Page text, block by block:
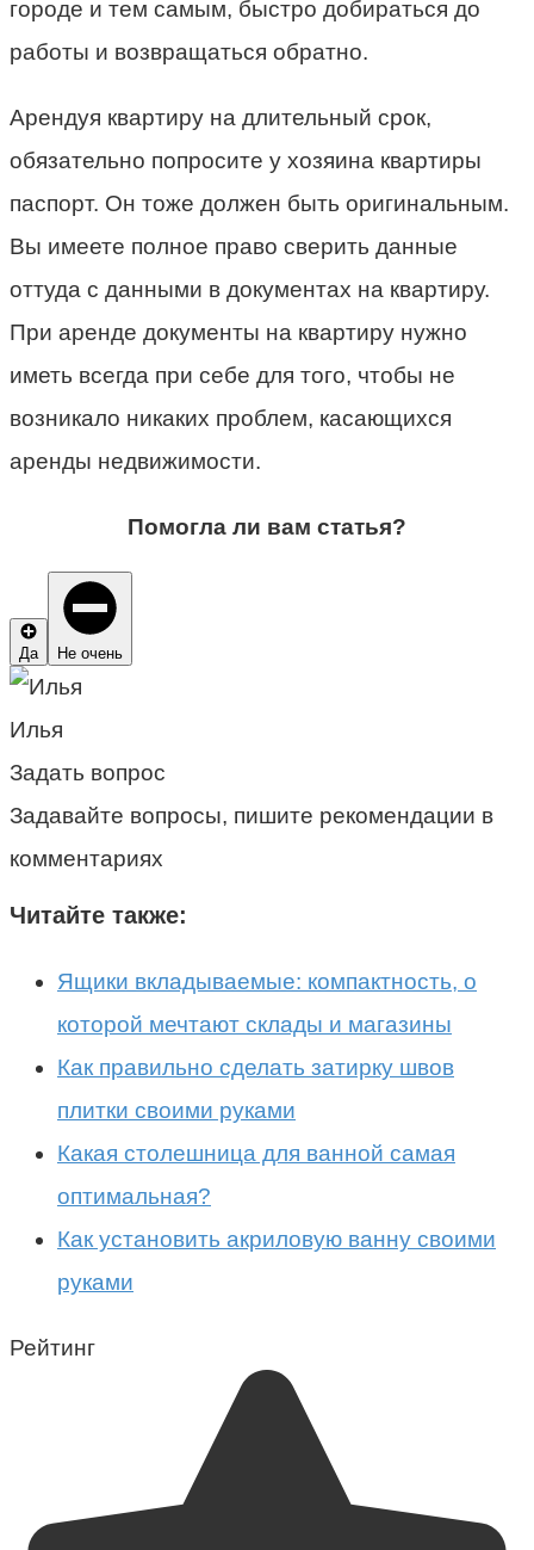
городе и тем самым, быстро добираться до
работы и возвращаться обратно.
Арендуя квартиру на длительный срок,
обязательно попросите у хозяина квартиры
паспорт. Он тоже должен быть оригинальным.
Вы имеете полное право сверить данные
оттуда с данными в документах на квартиру.
При аренде документы на квартиру нужно
иметь всегда при себе для того, чтобы не
возникало никаких проблем, касающихся
аренды недвижимости.
Помогла ли вам статья?
Да Не очень
Илья
Задать вопрос
Задавайте вопросы, пишите рекомендации в
комментариях
Читайте также:
Ящики вкладываемые: компактность, о
которой мечтают склады и магазины
Как правильно сделать затирку швов
плитки своими руками
Какая столешница для ванной самая
оптимальная?
Как установить акриловую ванну своими
руками
Рейтинг